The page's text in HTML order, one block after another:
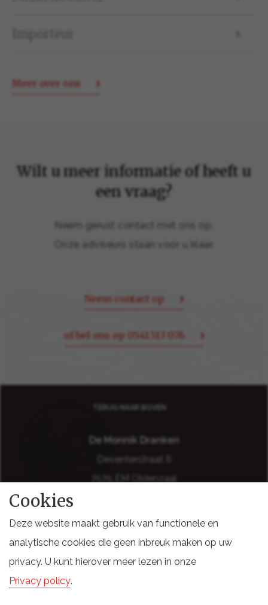
Meer over ons
Wilt u meer informatie of heeft u
een vraag?
Neem gerust contact met ons op.
Onze adviseurs staan voor u klaar.
Neem contact op
of bel ons op 0541 513 076
De Monnik Dranken
Deventerstraat 6
7575 EM Oldenzaal
DISCLAIMER
LEVERINGSVOORWAARDEN
Cookies
Deze website maakt gebruik van functionele en
analytische cookies die geen inbreuk maken op uw
privacy. U kunt hierover meer lezen in onze
Privacy policy.